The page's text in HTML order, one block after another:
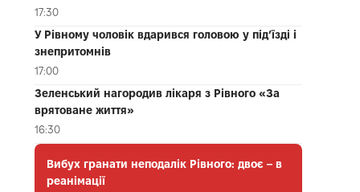
17:30
У Рівному чоловік вдарився головою у під’їзді і
знепритомнів
17:00
Зеленський нагородив лікаря з Рівного «За
врятоване життя»
16:30
Вибух гранати неподалік Рівного: двоє – в
реанімації